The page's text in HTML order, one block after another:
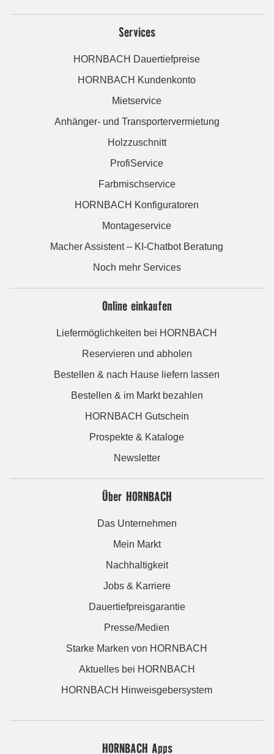
Services
HORNBACH Dauertiefpreise
HORNBACH Kundenkonto
Mietservice
Anhänger- und Transportervermietung
Holzzuschnitt
ProfiService
Farbmischservice
HORNBACH Konfiguratoren
Montageservice
Macher Assistent – KI-Chatbot Beratung
Noch mehr Services
Online einkaufen
Liefermöglichkeiten bei HORNBACH
Reservieren und abholen
Bestellen & nach Hause liefern lassen
Bestellen & im Markt bezahlen
HORNBACH Gutschein
Prospekte & Kataloge
Newsletter
Über HORNBACH
Das Unternehmen
Mein Markt
Nachhaltigkeit
Jobs & Karriere
Dauertiefpreisgarantie
Presse/Medien
Starke Marken von HORNBACH
Aktuelles bei HORNBACH
HORNBACH Hinweisgebersystem
HORNBACH Apps